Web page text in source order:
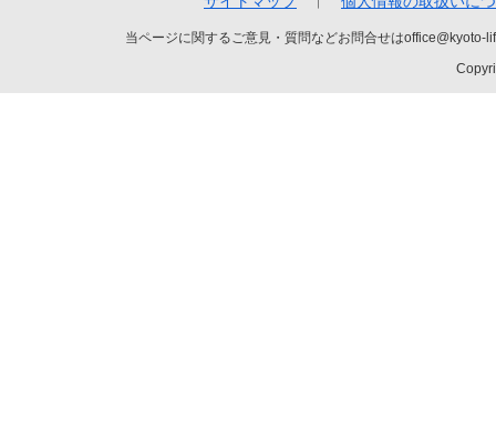
当ページに関するご意見・質問などお問合せは